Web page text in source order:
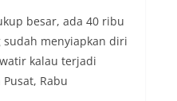
besar, ada 40 ribu
sudah menyiapkan diri
kalau terjadi
Rabu